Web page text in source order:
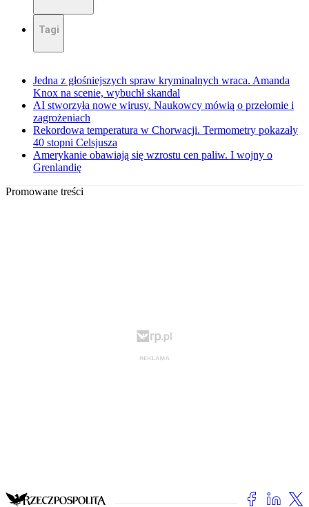
Tagi
Jedna z głośniejszych spraw kryminalnych wraca. Amanda
Knox na scenie, wybuchł skandal
AI stworzyła nowe wirusy. Naukowcy mówią o przełomie i
zagrożeniach
Rekordowa temperatura w Chorwacji. Termometry pokazały
40 stopni Celsjusza
Amerykanie obawiają się wzrostu cen paliw. I wojny o
Grenlandię
Promowane treści